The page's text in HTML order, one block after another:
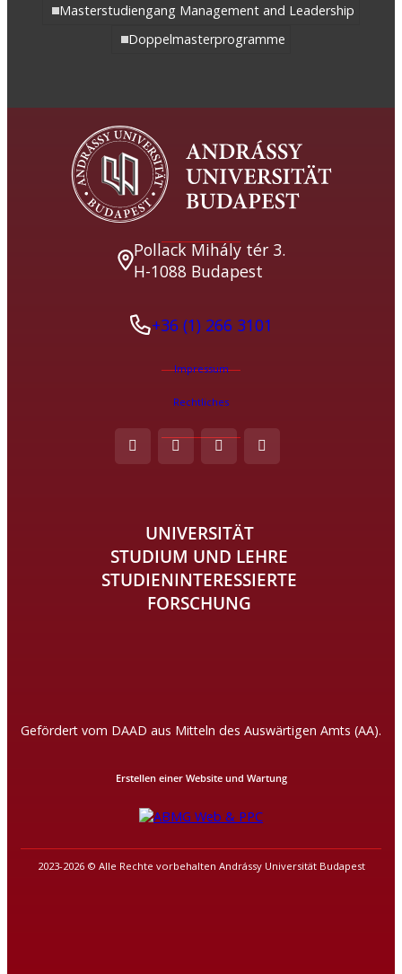
Masterstudiengang Management and Leadership
Doppelmasterprogramme
Pollack Mihály tér 3.
H-1088 Budapest
+36 (1) 266 3101
Impressum
Rechtliches
UNIVERSITÄT
STUDIUM UND LEHRE
STUDIENINTERESSIERTE
FORSCHUNG
Gefördert vom DAAD aus Mitteln des Auswärtigen Amts (AA).
2023-2026 © Alle Rechte vorbehalten Andrássy Universität Budapest
Erstellen einer Website und Wartung